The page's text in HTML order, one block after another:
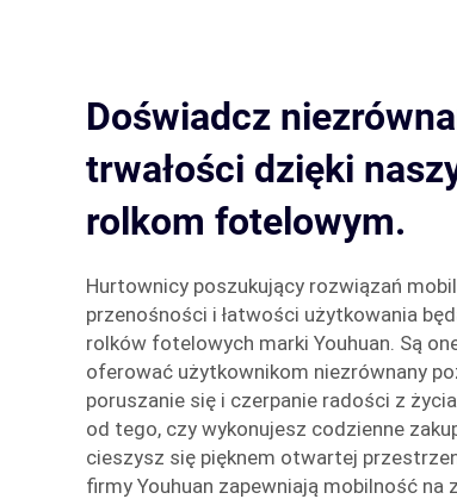
Doświadcz
trwałości dzięki
rolkom fotelowym.
Hurtownicy poszukujący rozwiązań
przenośności i łatwości użytkowania
rolków fotelowych marki Youhuan. Są
oferować użytkownikom niezrównany
poruszanie się i czerpanie radości z
od tego, czy wykonujesz codzienne
cieszysz się pięknem otwartej
firmy Youhuan zapewniają mobilność na